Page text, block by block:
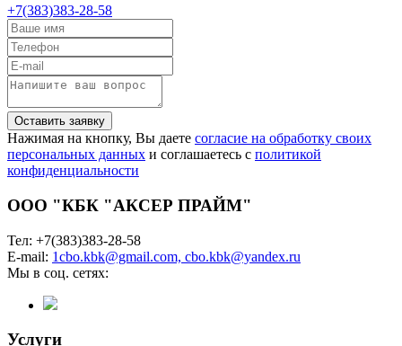
+7(383)383-28-58
Оставить заявку
Нажимая на кнопку, Вы даете согласие на обработку своих
персональных данных и соглашаетесь с политикой
конфиденциальности
ООО "КБК "АКСЕР ПРАЙМ"
Тел: +7(383)383-28-58
E-mail: 1cbo.kbk@gmail.com, cbo.kbk@yandex.ru
Мы в соц. сетях:
Услуги